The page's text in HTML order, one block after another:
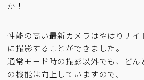
か！
性能の高い最新カメラはやはりナイ
に撮影することができました。
通常モード時の撮影以外でも、どん
の機能は向上していますので、